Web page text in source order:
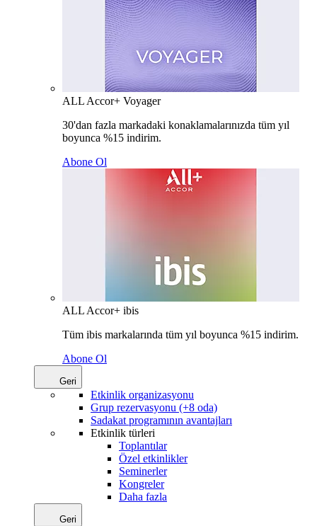
ALL Accor+ Voyager
30'dan fazla markadaki konaklamalarınızda tüm yıl
boyunca %15 indirim.
Abone Ol
ALL Accor+ ibis
Tüm ibis markalarında tüm yıl boyunca %15 indirim.
Abone Ol
Geri
Etkinlik organizasyonu
Grup rezervasyonu (+8 oda)
Sadakat programının avantajları
Etkinlik türleri
Toplantılar
Özel etkinlikler
Seminerler
Kongreler
Daha fazla
Geri